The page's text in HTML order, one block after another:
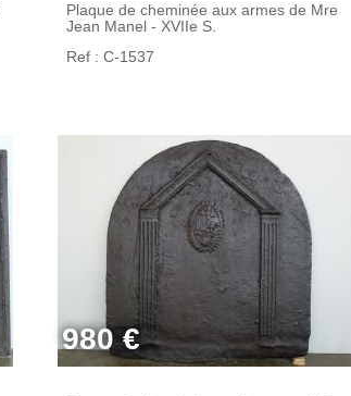
Plaque de cheminée aux armes de Mre
Jean Manel - XVIIe S.
Ref : C-1537
980 €